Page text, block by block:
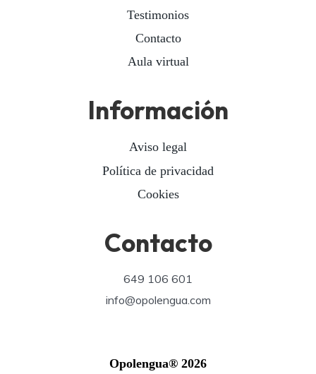
Testimonios
Contacto
Aula virtual
Información
Aviso legal
Política de privacidad
Cookies
Contacto
649 106 601
info@opolengua.com
Opolengua® 2026